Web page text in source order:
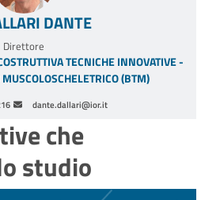
dante.dallari@ior.it
DANTE
Direttore
TECNICHE INNOVATIVE -
(BTM)
che
studio